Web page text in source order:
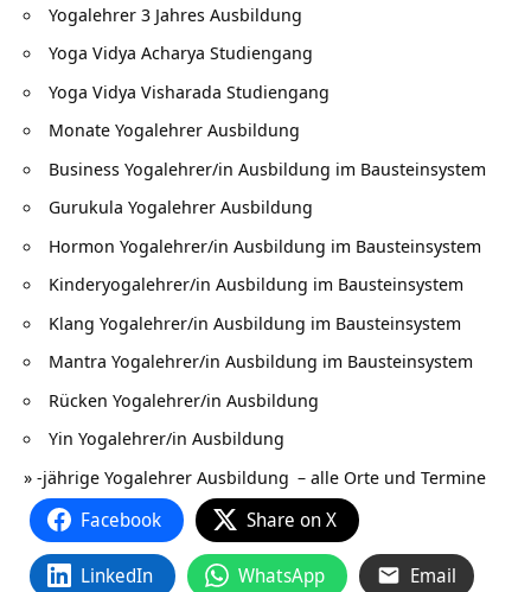
Yogalehrer 3 Jahres Ausbildung
Yoga Vidya Acharya Studiengang
Yoga Vidya Visharada Studiengang
Monate Yogalehrer Ausbildung
Business Yogalehrer/in Ausbildung im Bausteinsystem
Gurukula Yogalehrer Ausbildung
Hormon Yogalehrer/in Ausbildung im Bausteinsystem
Kinderyogalehrer/in Ausbildung im Bausteinsystem
Klang Yogalehrer/in Ausbildung im Bausteinsystem
Mantra Yogalehrer/in Ausbildung im Bausteinsystem
Rücken Yogalehrer/in Ausbildung
Yin Yogalehrer/in Ausbildung
» -jährige Yogalehrer Ausbildung – alle Orte und Termine
Facebook Share on X
LinkedIn WhatsApp Email